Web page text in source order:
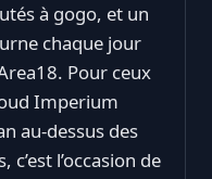
à gogo, et un
chaque jour
Pour ceux
Imperium
au-dessus des
l’occasion de